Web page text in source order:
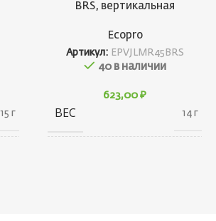
15 г
BRS, вертикальная
Ecopro
Артикул: EPVJLMR45BRS
40 в наличии
623,00₽
ВЕС 14 г